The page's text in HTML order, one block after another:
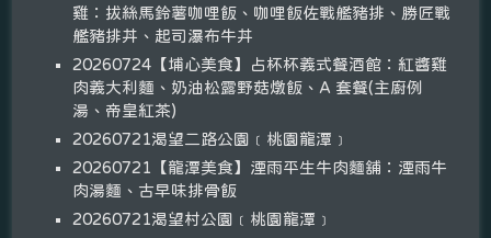
雞：拔絲馬鈴薯咖哩飯、咖哩飯佐戰艦豬排、勝匠戰
艦豬排丼、起司瀑布牛丼
20260724【埔心美食】占杯杯義式餐酒館：紅醬雞
肉義大利麵、奶油松露野菇燉飯、A 套餐(主廚例
湯、帝皇紅茶)
20260721渴望二路公園﹝桃園龍潭﹞
20260721【龍潭美食】湮雨平生牛肉麵舖：湮雨牛
肉湯麵、古早味排骨飯
20260721渴望村公園﹝桃園龍潭﹞